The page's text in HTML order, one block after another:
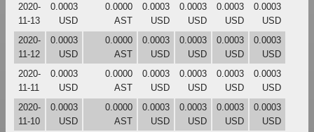
2020-
11-13
0.0003
USD
0.0000
AST
0.0003
USD
0.0003
USD
0.0003
USD
0.0003
USD
2020-
11-12
0.0003
USD
0.0000
AST
0.0003
USD
0.0003
USD
0.0003
USD
0.0003
USD
2020-
11-11
0.0003
USD
0.0000
AST
0.0003
USD
0.0003
USD
0.0003
USD
0.0003
USD
2020-
11-10
0.0003
USD
0.0000
AST
0.0003
USD
0.0003
USD
0.0003
USD
0.0003
USD